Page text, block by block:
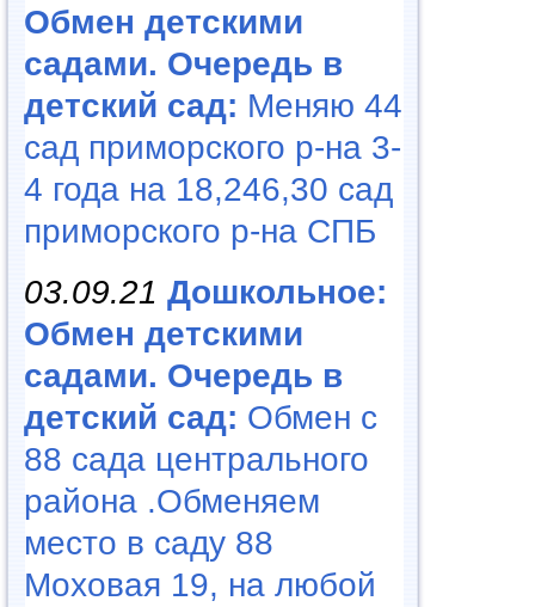
Обмен детскими
садами. Очередь в
детский сад: Меняю 44
сад приморского р-на 3-
4 года на 18,246,30 сад
приморского р-на СПБ
03.09.21 Дошкольное:
Обмен детскими
садами. Очередь в
детский сад: Обмен с
88 сада центрального
района .Обменяем
место в саду 88
Моховая 19, на любой